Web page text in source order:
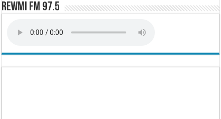
Rewmi FM 97.5